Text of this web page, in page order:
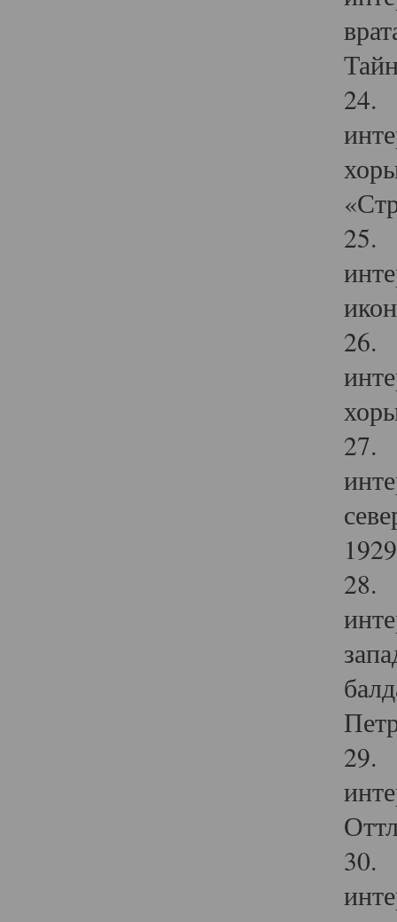
24.
25.
26.
27.
28.
29.
30.